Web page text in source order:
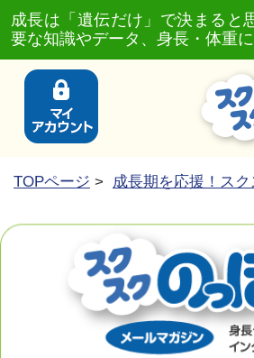
成長は「遺伝だけ」で決まる
要な知識やデータ、身長・体重
TOPページ > 成長期を応援！ス